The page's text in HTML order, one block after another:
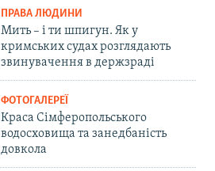
ПРАВА ЛЮДИНИ
Мить – і ти шпигун. Як у
кримських судах розглядають
звинувачення в держзраді
ФОТОГАЛЕРЕЇ
Краса Сімферопольського
водосховища та занедбаність
довкола